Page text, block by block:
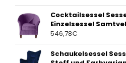
Cocktailsessel
Einzelsessel
546,78€
Schaukelsessel